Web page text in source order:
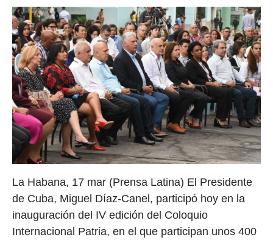
La Habana, 17 mar (Prensa Latina) El Presidente
de Cuba, Miguel Díaz-Canel, participó hoy en la
inauguración del IV edición del Coloquio
Internacional Patria, en el que participan unos 400